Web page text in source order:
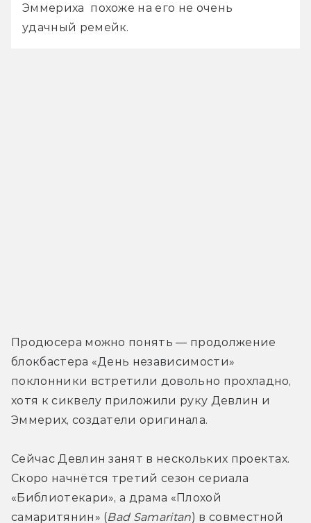
Эммериха  похоже на его не очень
удачный ремейк.
Продюсера можно понять — продолжение
блокбастера «День независимости»
поклонники встретили довольно прохладно,
хотя к сиквелу приложили руку Девлин и
Эммерих, создатели оригинала.
Сейчас Девлин занят в нескольких проектах.
Скоро начнётся третий сезон сериала
«Библиотекари», а драма «Плохой
самаритянин» (Bad Samaritan) в совместной